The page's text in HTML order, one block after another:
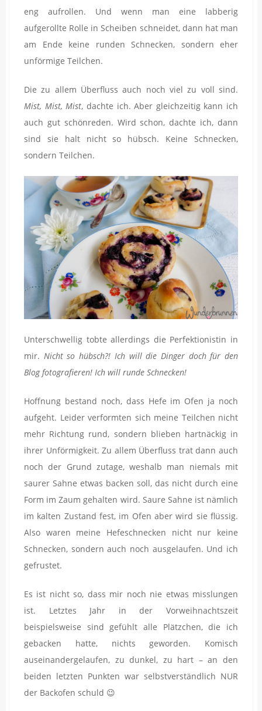
eng aufrollen. Und wenn man eine labberig
aufgerollte Rolle in Scheiben schneidet, dann hat man
am Ende keine runden Schnecken, sondern eher
unförmige Teilchen.
Die zu allem Überfluss auch noch viel zu voll sind.
Mist, Mist, Mist, dachte ich. Aber gleichzeitig kann ich
auch gut schönreden. Wird schon, dachte ich, dann
sind sie halt nicht so hübsch. Keine Schnecken,
sondern Teilchen.
Unterschwellig tobte allerdings die Perfektionistin in
mir. Nicht so hübsch?! Ich will die Dinger doch für den
Blog fotografieren! Ich will runde Schnecken!
Hoffnung bestand noch, dass Hefe im Ofen ja noch
aufgeht. Leider verformten sich meine Teilchen nicht
mehr Richtung rund, sondern blieben hartnäckig in
ihrer Unförmigkeit. Zu allem Überfluss trat dann auch
noch der Grund zutage, weshalb man niemals mit
saurer Sahne etwas backen soll, das nicht durch eine
Form im Zaum gehalten wird. Saure Sahne ist nämlich
im kalten Zustand fest, im Ofen aber wird sie flüssig.
Also waren meine Hefeschnecken nicht nur keine
Schnecken, sondern auch noch ausgelaufen. Und ich
gefrustet.
Es ist nicht so, dass mir noch nie etwas misslungen
ist. Letztes Jahr in der Vorweihnachtszeit
beispielsweise sind gefühlt alle Plätzchen, die ich
gebacken hatte, nichts geworden. Komisch
auseinandergelaufen, zu dunkel, zu hart – an den
beiden letzten Punkten war selbstverständlich NUR
der Backofen schuld 😉